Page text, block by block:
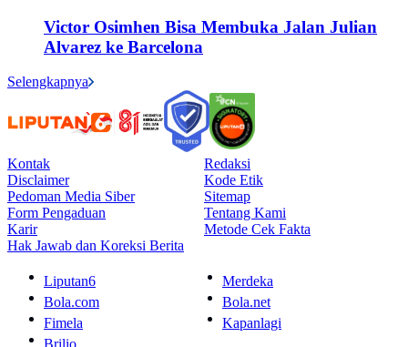
Victor Osimhen Bisa Membuka Jalan Julian
Alvarez ke Barcelona
Selengkapnya
Kontak
Redaksi
Disclaimer
Kode Etik
Pedoman Media Siber
Sitemap
Form Pengaduan
Tentang Kami
Karir
Metode Cek Fakta
Hak Jawab dan Koreksi Berita
Liputan6
Merdeka
Bola.com
Bola.net
Fimela
Kapanlagi